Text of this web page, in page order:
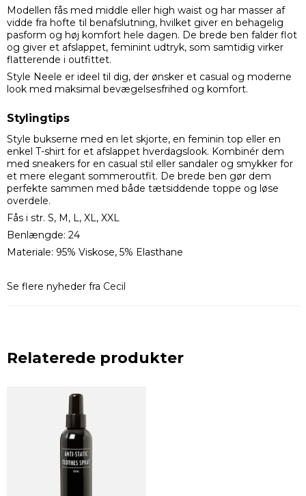
Modellen fås med middle eller high waist og har masser af
vidde fra hofte til benafslutning, hvilket giver en behagelig
pasform og høj komfort hele dagen. De brede ben falder flot
og giver et afslappet, feminint udtryk, som samtidig virker
flatterende i outfittet.
Style Neele er ideel til dig, der ønsker et casual og moderne
look med maksimal bevægelsesfrihed og komfort.
Stylingtips
Style bukserne med en let skjorte, en feminin top eller en
enkel T-shirt for et afslappet hverdagslook. Kombinér dem
med sneakers for en casual stil eller sandaler og smykker for
et mere elegant sommeroutfit. De brede ben gør dem
perfekte sammen med både tætsiddende toppe og løse
overdele.
Fås i str. S, M, L, XL, XXL
Benlængde: 24
Materiale: 95% Viskose, 5% Elasthane
Se flere nyheder fra Cecil
Relaterede produkter